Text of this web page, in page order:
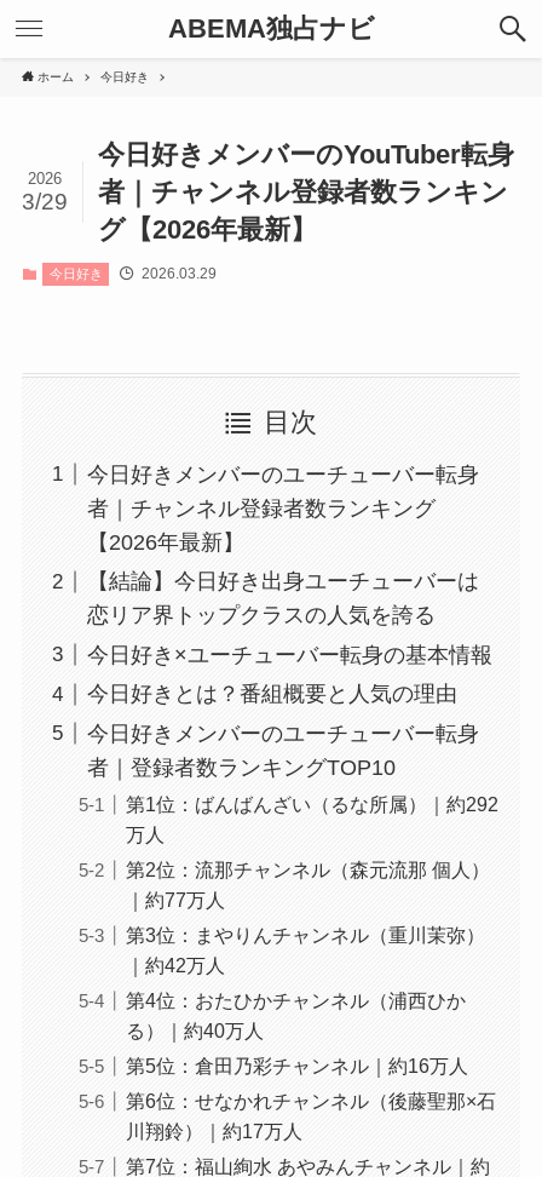
ABEMA独占ナビ
ホーム 今日好き
今日好きメンバーのYouTuber転身
者｜チャンネル登録者数ランキン
グ【2026年最新】
2026
3/29
今日好き 2026.03.29
目次
今日好きメンバーのユーチューバー転身
者｜チャンネル登録者数ランキング
【2026年最新】
【結論】今日好き出身ユーチューバーは
恋リア界トップクラスの人気を誇る
今日好き×ユーチューバー転身の基本情報
今日好きとは？番組概要と人気の理由
今日好きメンバーのユーチューバー転身
者｜登録者数ランキングTOP10
第1位：ばんばんざい（るな所属）｜約292
万人
第2位：流那チャンネル（森元流那 個人）
｜約77万人
第3位：まやりんチャンネル（重川茉弥）
｜約42万人
第4位：おたひかチャンネル（浦西ひか
る）｜約40万人
第5位：倉田乃彩チャンネル｜約16万人
第6位：せなかれチャンネル（後藤聖那×石
川翔鈴）｜約17万人
第7位：福山絢水 あやみんチャンネル｜約